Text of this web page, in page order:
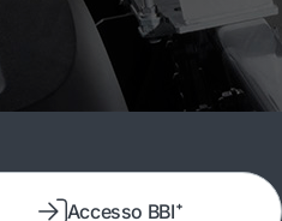
Accesso BBI⁺